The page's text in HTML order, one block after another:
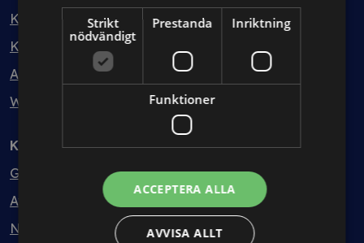
Kurser
Kurspaket
Abonnemang
Webbinarium
Kunskapsbank
Guider
Avtalsmallar
Nyheter
Strikt
nödvändigt
Prestanda Inriktning
Funktioner
ACCEPTERA ALLA
AVVISA ALLT